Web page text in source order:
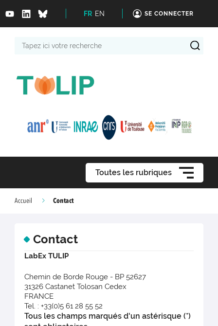
FR EN SE CONNECTER
Toutes les rubriques
Accueil Contact
Contact
LabEx TULIP
Chemin de Borde Rouge - BP 52627
31326 Castanet Tolosan Cedex
FRANCE
Tel. : +33(0)5 61 28 55 52
Tous les champs marqués d'un astérisque (*)